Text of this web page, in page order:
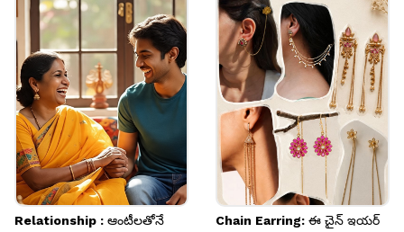
ప్రయత్నించవచ్చు. డైమండ్ షేప్, ఫ్లోరల్ డిజైన్ లేదా
ముత్యాలు ఉన్న హ్యాంగింగ్ మెట్టెలు పాదాలను చాలా
ఆకర్షణీయంగా మారుస్తాయి.
Image credits: Instagram
Relationship : ఆంటీలతోనే
Chain Earring: ఈ చైన్ ఇయర్